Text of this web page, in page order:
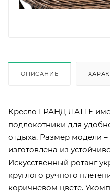
ОПИСАНИЕ
Кресло ГРАНД ЛАТТЕ
подлокотники для
отдыха. Размер модели
изготовлена из
Искусственный ротанг
круглого ручного
коричневом цвете.